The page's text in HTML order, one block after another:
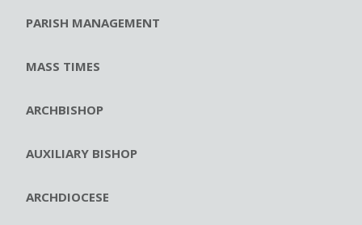
PARISH MANAGEMENT
MASS TIMES
ARCHBISHOP
AUXILIARY BISHOP
ARCHDIOCESE